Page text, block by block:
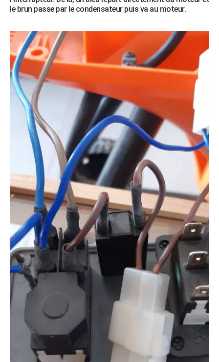
Bricolage
Lifestyle
Culture
Sport
Auto
Television
Voyage
Cinema
le brun passe par le condensateur puis va au moteur.